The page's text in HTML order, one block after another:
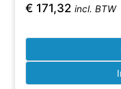
€ 171,32 incl. BTW